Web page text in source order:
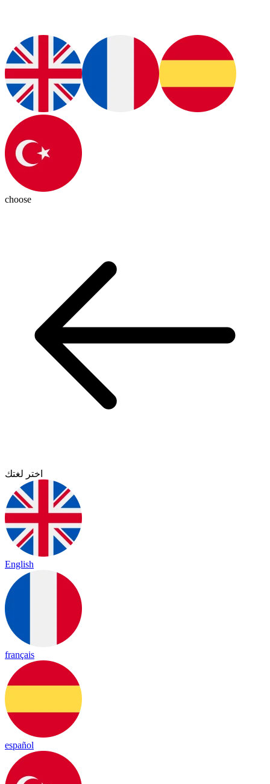
choose
اختر لغتك
English
français
español